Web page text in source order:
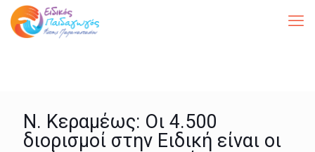
Ν. Κεραμέως: Οι 4.500
διορισμοί στην Ειδική είναι οι